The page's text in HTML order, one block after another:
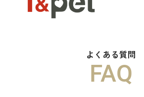
2026.06.29
新ホームページは検索も楽々
よくある質問
FAQ